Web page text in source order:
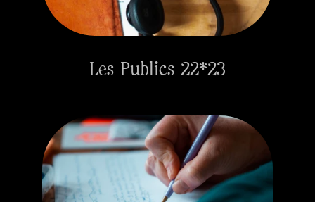
Les Publics 22*23